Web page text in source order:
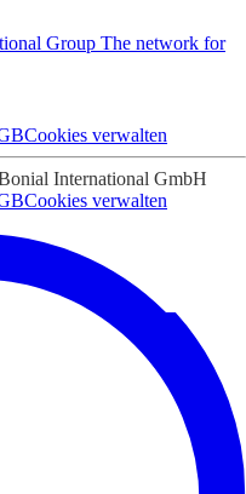
Group The network for
Cookies verwalten
International GmbH
Cookies verwalten